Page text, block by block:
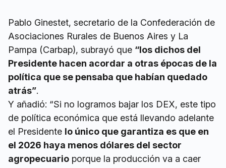
Pablo Ginestet, secretario de la Confederación de
Asociaciones Rurales de Buenos Aires y La
Pampa (Carbap), subrayó que “los dichos del
Presidente hacen acordar a otras épocas de la
política que se pensaba que habían quedado
atrás”.
Y añadió: “Si no logramos bajar los DEX, este tipo
de política económica que está llevando adelante
el Presidente lo único que garantiza es que en
el 2026 haya menos dólares del sector
agropecuario porque la producción va a caer